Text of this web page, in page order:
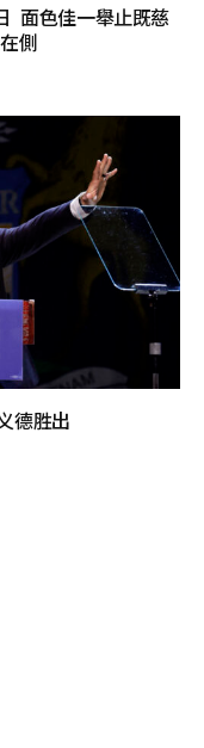
面色佳一舉止既慈
側
德胜出